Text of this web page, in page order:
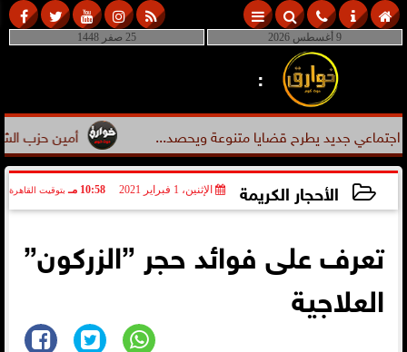
25 صفر 1448 9 أغسطس 2026
:
أمين حزب الشعب جديد يطرح قضايا متنوعة ويحصد...
الأحجار الكريمة الإثنين، 1 فبراير 2021 10:58 مـ بتوقيت القاهرة
تعرف على فوائد حجر ”الزركون”
العلاجية